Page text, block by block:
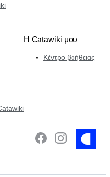
Η Catawiki μου
Κέντρο βοήθειας